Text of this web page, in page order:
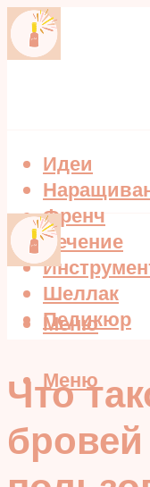
Идеи
Френч
Лечение
Шеллак
Педикюр
Меню
Меню
Что